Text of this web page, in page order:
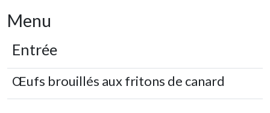
Menu
Entrée
Œufs brouillés aux fritons de canard